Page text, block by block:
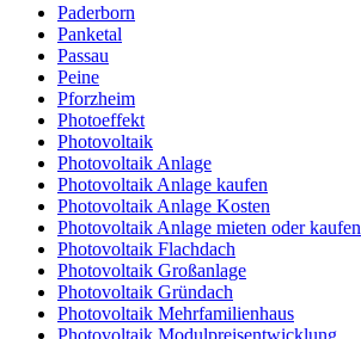
Paderborn
Panketal
Passau
Peine
Pforzheim
Photoeffekt
Photovoltaik
Photovoltaik Anlage
Photovoltaik Anlage kaufen
Photovoltaik Anlage Kosten
Photovoltaik Anlage mieten oder kaufen
Photovoltaik Flachdach
Photovoltaik Großanlage
Photovoltaik Gründach
Photovoltaik Mehrfamilienhaus
Photovoltaik Modulpreisentwicklung